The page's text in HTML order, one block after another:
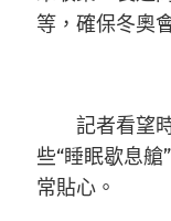
等，確保冬奧
記者看望時
些“睡眠歇息
常貼心。